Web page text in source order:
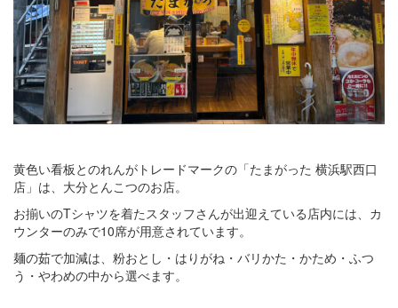
黄色い看板とのれんがトレードマークの「たまがった 横浜駅西口
店」は、大分とんこつのお店。
お揃いのTシャツを着たスタッフさんが出迎えている店内には、カ
ウンターのみで10席が用意されています。
麺の茹で加減は、粉おとし・はりがね・バリかた・かため・ふつ
う・やわめの中から選べます。